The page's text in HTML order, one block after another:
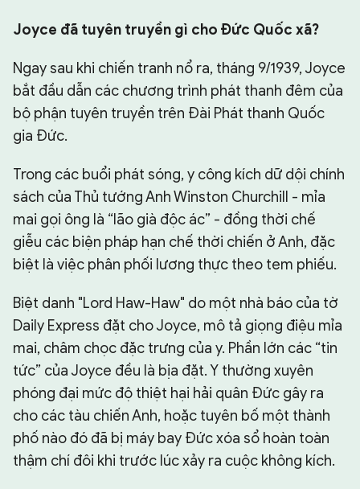
Joyce đã tuyên truyền gì cho Đức Quốc xã?
Ngay sau khi chiến tranh nổ ra, tháng 9/1939, Joyce
bắt đầu dẫn các chương trình phát thanh đêm của
bộ phận tuyên truyền trên Đài Phát thanh Quốc
gia Đức.
Trong các buổi phát sóng, y công kích dữ dội chính
sách của Thủ tướng Anh Winston Churchill - mỉa
mai gọi ông là “lão già độc ác” - đồng thời chế
giễu các biện pháp hạn chế thời chiến ở Anh, đặc
biệt là việc phân phối lương thực theo tem phiếu.
Biệt danh "Lord Haw-Haw" do một nhà báo của tờ
Daily Express đặt cho Joyce, mô tả giọng điệu mỉa
mai, châm chọc đặc trưng của y. Phần lớn các “tin
tức” của Joyce đều là bịa đặt. Y thường xuyên
phóng đại mức độ thiệt hại hải quân Đức gây ra
cho các tàu chiến Anh, hoặc tuyên bố một thành
phố nào đó đã bị máy bay Đức xóa sổ hoàn toàn
thậm chí đôi khi trước lúc xảy ra cuộc không kích.